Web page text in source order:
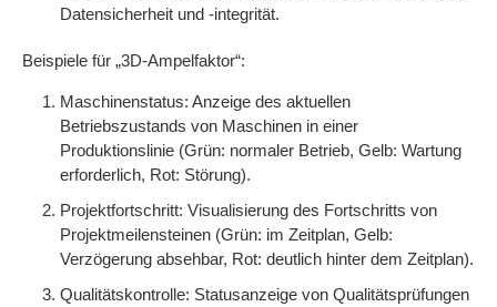
Datensicherheit und -integrität.
Beispiele für „3D-Ampelfaktor“:
Maschinenstatus: Anzeige des aktuellen
Betriebszustands von Maschinen in einer
Produktionslinie (Grün: normaler Betrieb, Gelb: Wartung
erforderlich, Rot: Störung).
Projektfortschritt: Visualisierung des Fortschritts von
Projektmeilensteinen (Grün: im Zeitplan, Gelb:
Verzögerung absehbar, Rot: deutlich hinter dem Zeitplan).
Qualitätskontrolle: Statusanzeige von Qualitätsprüfungen